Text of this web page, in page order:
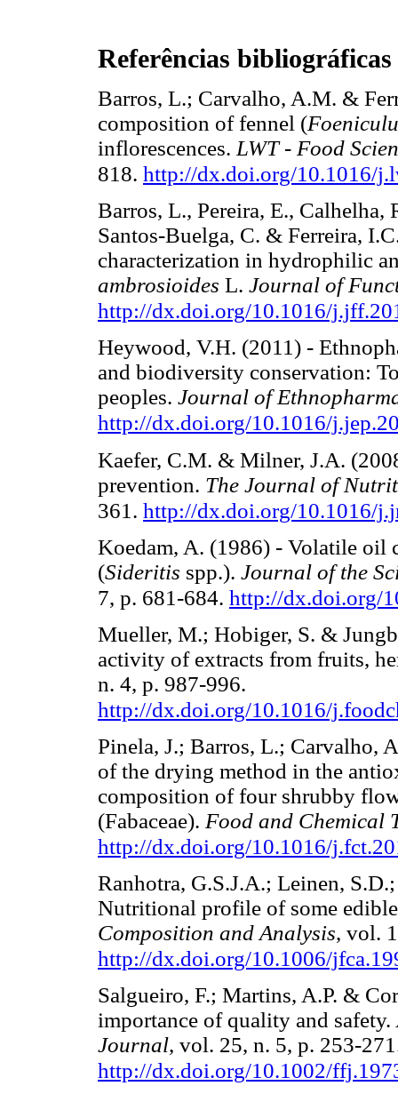
Referências bibliográficas
Barros, L.; Carvalho, A.M. &
composition of fennel (
inflorescences. LWT - Food
818. http://dx.doi.org/10.1016/
Barros, L., Pereira, E.,
Santos-Buelga, C. & Ferreira,
characterization in hydrophilic
ambrosioides L. Journal of
http://dx.doi.org/10.1016/
Heywood, V.H. (2011) -
and biodiversity conservation:
peoples. Journal of
http://dx.doi.org/10.1016/
Kaefer, C.M. & Milner, J.A.
prevention. The Journal of
361. http://dx.doi.org/10.1016/
Koedam, A. (1986) - Volatile oil
(Sideritis spp.). Journal of the
7, p. 681-684. http://dx.doi.org/
Mueller, M.; Hobiger, S. &
activity of extracts from fruits,
n. 4, p. 987-996.
http://dx.doi.org/10.1016/
Pinela, J.; Barros, L.; Carvalho,
of the drying method in the
composition of four shrubby
(Fabaceae). Food and Chemical
http://dx.doi.org/10.1016/
Ranhotra, G.S.J.A.; Leinen,
Nutritional profile of some
Composition and Analysis, vol.
http://dx.doi.org/10.1006/
Salgueiro, F.; Martins, A.P. &
importance of quality and
Journal, vol. 25, n. 5, p. 253-
http://dx.doi.org/10.1002/